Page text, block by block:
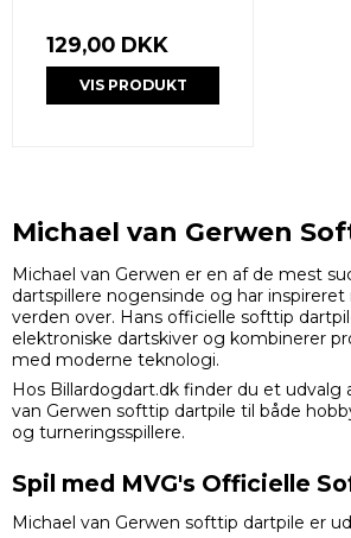
129,00 DKK
VIS PRODUKT
Michael van Gerwen
Michael van Gerwen er en af de mest
dartspillere nogensinde og har inspireret
verden over. Hans officielle softtip
elektroniske dartskiver og kombinerer
med moderne teknologi.
Hos Billardogdart.dk finder du et udvalg
van Gerwen softtip dartpile til både
og turneringsspillere.
Spil med MVG's Officielle
Michael van Gerwen softtip dartpile er